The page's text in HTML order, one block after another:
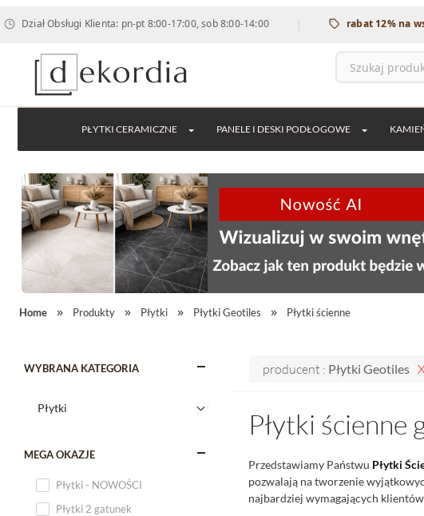
Obsługi Klienta: pn-pt 8:00-17:00, sob 8:00-14:00 | rabat 12% na
PŁYTKI CERAMICZNE PANELE I DESKI PODŁOGOWE
Home Produkty Płytki Płytki Geotiles Płytki ścienne
WYBRANA KATEGORIA
MEGA OKAZJE
Płytki - NOWOŚCI
Płytki 2 gatunek
producent : Płytki Geotiles
Płytki ścienne
Przedstawiamy Państwu Płytki
pozwalają na tworzenie
najbardziej wymagających